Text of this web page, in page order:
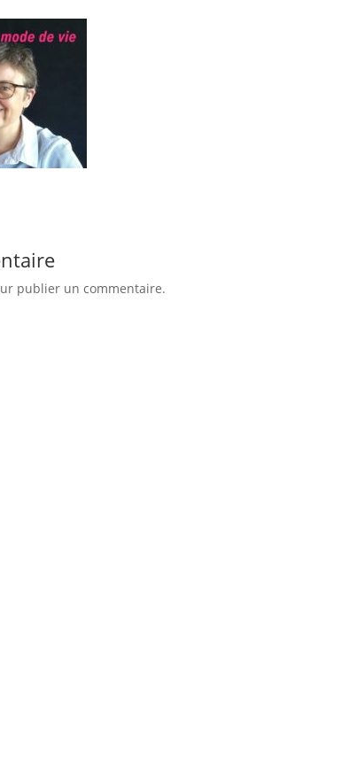
publier un commentaire.